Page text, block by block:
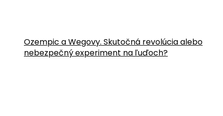
Ozempic a Wegovy. Skutočná revolúcia alebo
nebezpečný experiment na ľuďoch?